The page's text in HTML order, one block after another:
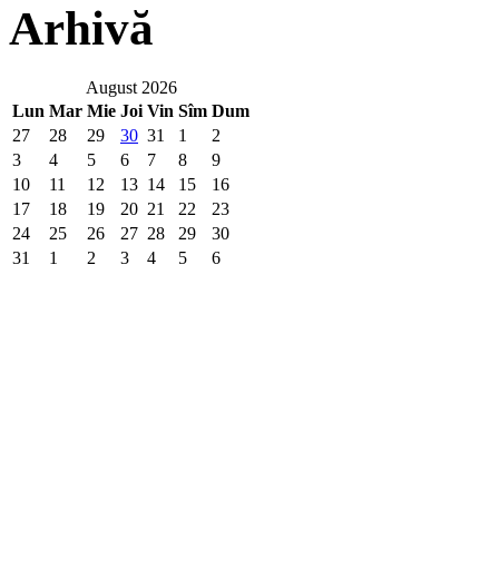
Arhivă
August 2026
Lun Mar Mie Joi Vin Sîm Dum
27
28 29 30 31 1
2
3
4 5 6 7 8
9
10
11 12 13 14 15
16
17
18 19 20 21 22
23
24
25 26 27 28 29
30
31
1 2 3 4 5 6